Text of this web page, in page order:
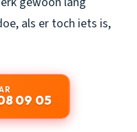
als er toch iets is,
09 05